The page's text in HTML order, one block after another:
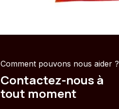
Comment pouvons nous aider ?
Contactez-nous à
tout moment